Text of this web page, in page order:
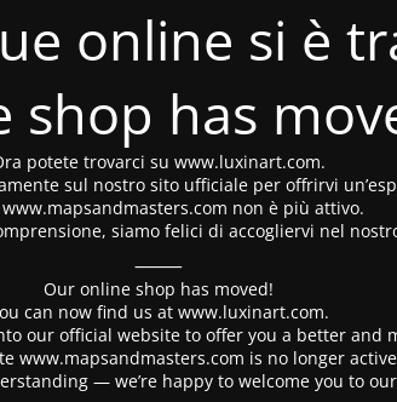
online si è
shop has
potete trovarci su www.luxinart.com.
sul nostro sito ufficiale per offrirvi
non è più attivo.
siamo felici di accogliervi nel
⸻
Our online shop has moved!
can now find us at www.luxinart.com.
our official website to offer you a better and
www.mapsandmasters.com is no longer
— we’re happy to welcome you to